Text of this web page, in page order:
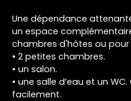
Une dépendance
un espace
chambres d'hôtes ou pour
• 2 petites chambres.
• un salon.
• une salle d’eau et un
facilement.